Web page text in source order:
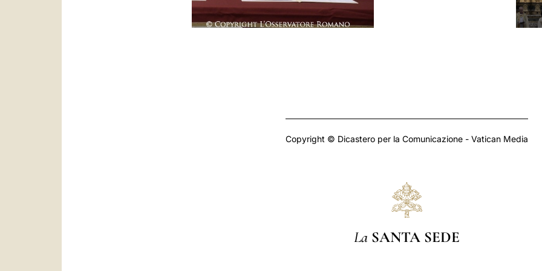
Copyright © Dicastero per la Comunicazione - Vatican Media
La SANTA SEDE